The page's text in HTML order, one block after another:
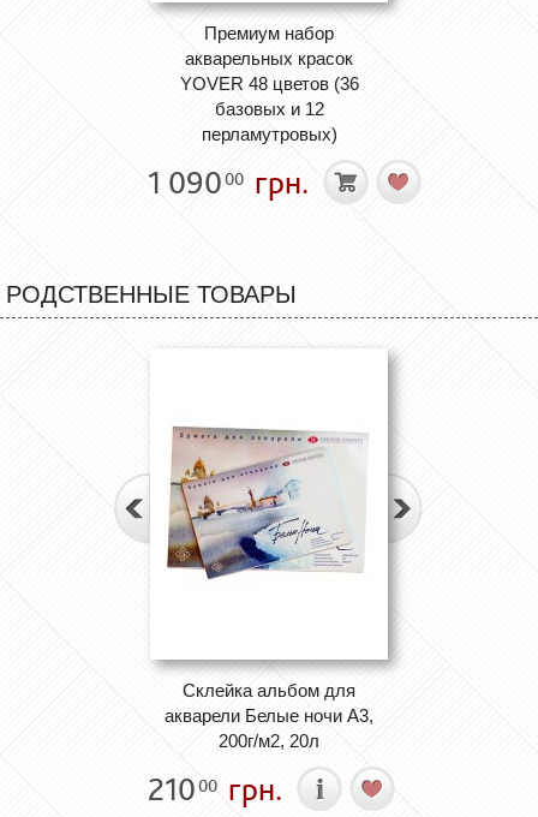
Премиум набор
акварельных красок
YOVER 48 цветов (36
базовых и 12
перламутровых)
1 09000 грн.
РОДСТВЕННЫЕ ТОВАРЫ
Склейка альбом для
акварели Белые ночи А3,
200г/м2, 20л
21000 грн.